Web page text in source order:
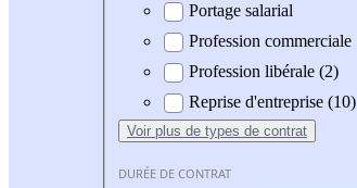
Portage salarial
Profession commerciale
Profession libérale (2)
Reprise d'entreprise (10)
Voir plus de types de contrat
DURÉE DE CONTRAT